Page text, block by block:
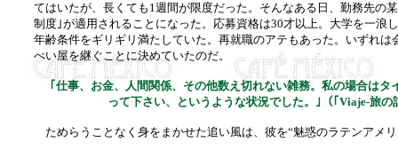
てはいたが、長くても1週間が限度だった。そんなある日、勤務先の
制度｣が適用されることになった。応募資格は30才以上。大学を一浪
年齢条件をギリギリ満たしていた。再就職のアテもあった。いずれは
べい屋を継ぐことに決めていたのだ。
｢仕事、お金、人間関係、その他数え切れない雑務。私の場合はタ
って下さい、というような状況でした。｣（｢Viaje-旅の
ためらうことなく身をまかせた追い風は、彼を“魅惑のラテンアメ